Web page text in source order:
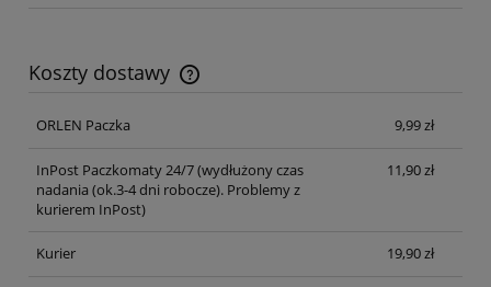
Koszty dostawy
Cena nie zawiera ewentualnych kosztów płatności
ORLEN Paczka
9,99 zł
InPost Paczkomaty 24/7(wydłużony czas
nadania (ok.3-4 dni robocze). Problemy z
kurierem InPost)
11,90 zł
Kurier 19,90 zł